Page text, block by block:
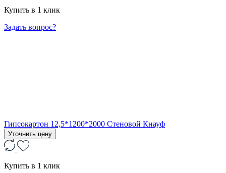
Купить в 1 клик
Задать вопрос?
Гипсокартон 12,5*1200*2000 Стеновой Кнауф
Уточнить цену
Купить в 1 клик